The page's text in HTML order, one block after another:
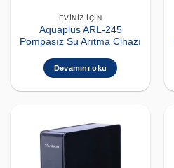
EVINIZ İÇIN
Aquaplus ARL-245
Pompasız Su Arıtma Cihazı
Devamını oku